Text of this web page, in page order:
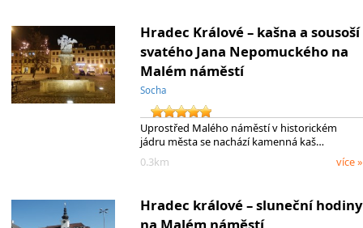
Hradec Králové – kašna a sousoší
svatého Jana Nepomuckého na
Malém náměstí
Socha
Uprostřed Malého náměstí v historickém
jádru města se nachází kamenná kaš…
0.3km
více »
Hradec králové – sluneční hodiny
na Malém náměstí